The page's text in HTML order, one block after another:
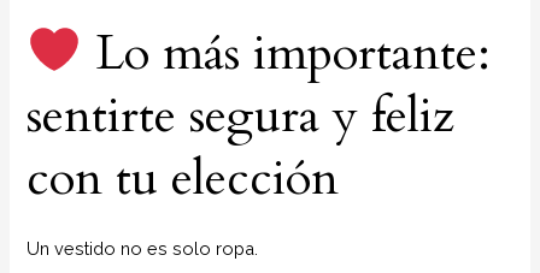
Lo más importante:
sentirte segura y feliz
con tu elección
Un vestido no es solo ropa.